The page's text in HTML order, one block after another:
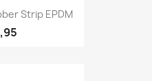
Strip EPDM